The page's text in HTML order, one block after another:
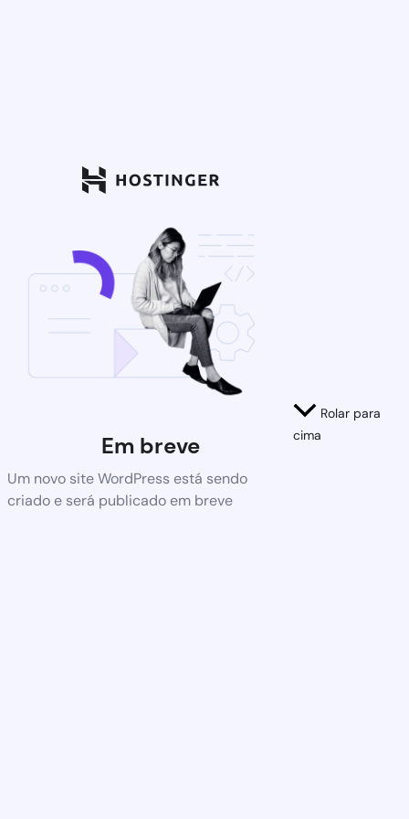
Em breve
Um novo site WordPress está sendo
criado e será publicado em breve
Rolar para
cima